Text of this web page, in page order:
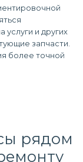
и других
запчасти.
более точной
рядом